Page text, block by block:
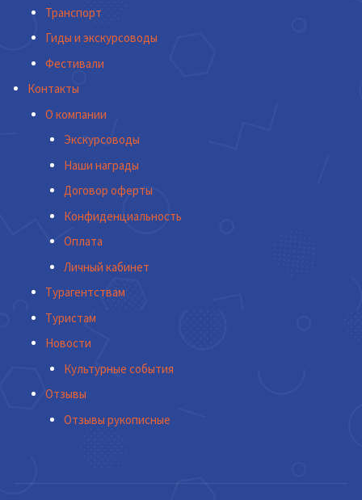
Транспорт
Гиды и экскурсоводы
Фестивали
Контакты
О компании
Экскурсоводы
Наши награды
Договор оферты
Конфиденциальность
Оплата
Личный кабинет
Турагентствам
Туристам
Новости
Культурные события
Отзывы
Отзывы рукописные